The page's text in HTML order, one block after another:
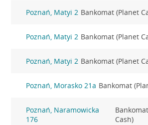
Poznań, Matyi 2 Bankomat (Planet
Poznań, Matyi 2 Bankomat (Planet
Poznań, Matyi 2 Bankomat (Planet
Poznań, Morasko 21a Bankomat
Poznań, Naramowicka
176
Cash)